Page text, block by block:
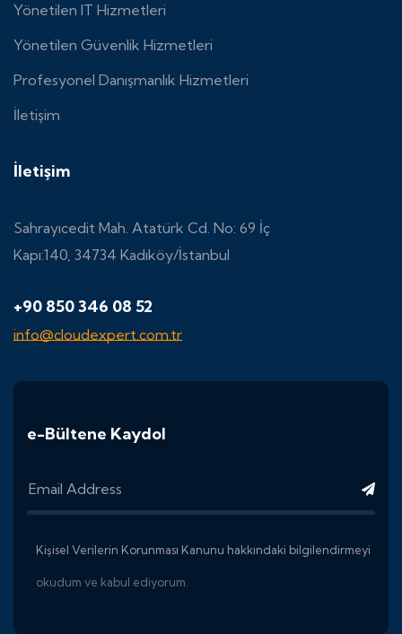
Yönetilen IT Hizmetleri
Yönetilen Güvenlik Hizmetleri
Profesyonel Danışmanlık Hizmetleri
İletişim
İletişim
Sahrayıcedit Mah. Atatürk Cd. No: 69 İç
Kapı:140, 34734 Kadıköy/İstanbul
+90 850 346 08 52
info@cloudexpert.com.tr
e-Bültene Kaydol
Kişisel Verilerin Korunması Kanunu hakkındaki bilgilendirmeyi
okudum ve kabul ediyorum.